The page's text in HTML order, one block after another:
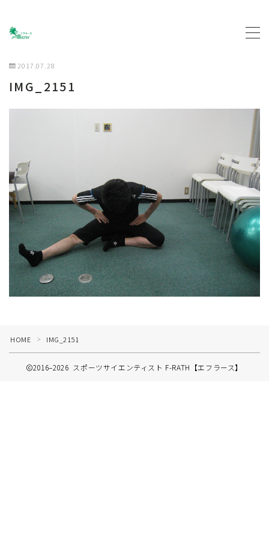
MENU
トップページ
契約企業について
お問い合わせ
ブログ
2017.07.28
IMG_2151
HOME ＞ IMG_2151
2016–2026 スポーツサイエンティスト F-RATH【エフラース】